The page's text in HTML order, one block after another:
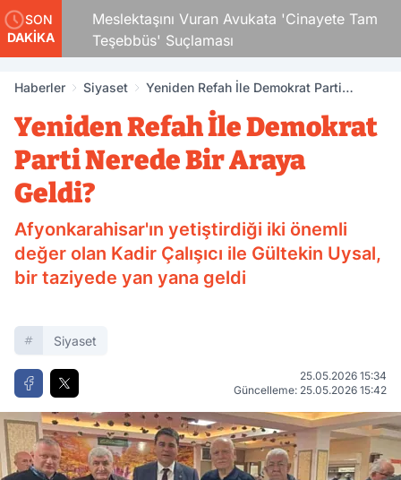
SON
DAKİKA
Meslektaşını Vuran Avukata 'Cinayete Tam
Teşebbüs' Suçlaması
Haberler Siyaset
Yeniden Refah İle Demokrat Parti
Yeniden Refah İle Demokrat
Parti Nerede Bir Araya
Geldi?
Afyonkarahisar'ın yetiştirdiği iki önemli
değer olan Kadir Çalışıcı ile Gültekin Uysal,
bir taziyede yan yana geldi
Siyaset
25.05.2026 15:34
Güncelleme: 25.05.2026 15:42